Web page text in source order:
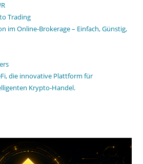
Trading
im Online-Brokerage – Einfach, Günstig,
die innovative Plattform für
Krypto-Handel.